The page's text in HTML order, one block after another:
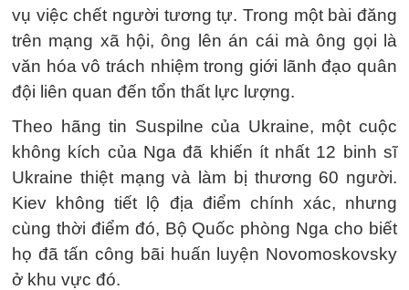
vụ việc chết người tương tự. Trong một bài đăng
trên mạng xã hội, ông lên án cái mà ông gọi là
văn hóa vô trách nhiệm trong giới lãnh đạo quân
đội liên quan đến tổn thất lực lượng.
Theo hãng tin Suspilne của Ukraine, một cuộc
không kích của Nga đã khiến ít nhất 12 binh sĩ
Ukraine thiệt mạng và làm bị thương 60 người.
Kiev không tiết lộ địa điểm chính xác, nhưng
cùng thời điểm đó, Bộ Quốc phòng Nga cho biết
họ đã tấn công bãi huấn luyện Novomoskovsky
ở khu vực đó.